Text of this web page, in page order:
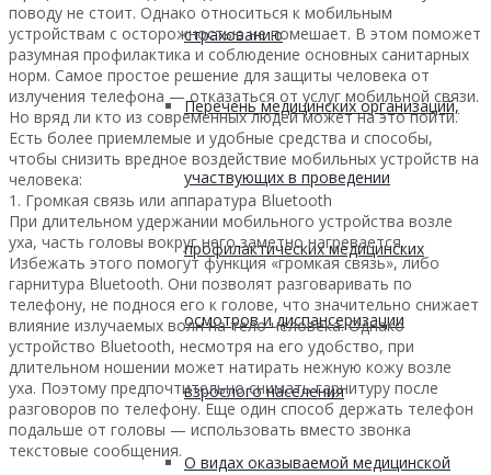
страхованию
Перечень медицинских организаций,
участвующих в проведении
профилактических медицинских
осмотров и диспансеризации
взрослого населения
О видах оказываемой медицинской
поводу не стоит. Однако относиться к мобильным
устройствам с осторожностью не помешает. В этом поможет
разумная профилактика и соблюдение основных санитарных
норм. Самое простое решение для защиты человека от
излучения телефона — отказаться от услуг мобильной связи.
Но вряд ли кто из современных людей может на это пойти.
Есть более приемлемые и удобные средства и способы,
чтобы снизить вредное воздействие мобильных устройств на
человека:
1. Громкая связь или аппаратура Bluetooth
При длительном удержании мобильного устройства возле
уха, часть головы вокруг него заметно нагревается.
Избежать этого помогут функция «громкая связь», либо
гарнитура Bluetooth. Они позволят разговаривать по
телефону, не поднося его к голове, что значительно снижает
влияние излучаемых волн на тело человека. Однако
устройство Bluetooth, несмотря на его удобство, при
длительном ношении может натирать нежную кожу возле
уха. Поэтому предпочтительно снимать гарнитуру после
разговоров по телефону. Еще один способ держать телефон
подальше от головы — использовать вместо звонка
текстовые сообщения.